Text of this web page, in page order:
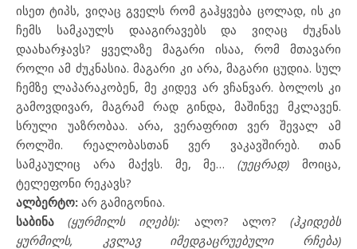
ისეთ ტიპს, ვიღაც გველს რომ გაჰყვება ცოლად, ის კი
ჩემს სამკაულს დააგირავებს და ვიღაც ძუკნას
დაახარჯავს? ყველაზე მაგარი ისაა, რომ მთავარი
როლი ამ ძუკნასია. მაგარი კი არა, მაგარი ცუდია. სულ
ჩემზე ლაპარაკობენ, მე კიდევ არ ვჩანვარ. ბოლოს კი
გამოვდივარ, მაგრამ რად გინდა, მაშინვე მკლავენ.
სრული უაზრობაა. არა, ვერაფრით ვერ შევალ ამ
როლში. რეალობასთან ვერ ვაკავშირებ. თან
სამკაულიც არა მაქვს. მე, მე…(უეცრად) მოიცა,
ტელეფონი რეკავს?
ალბერტო: არ გამიგონია.
საბინა(ყურმილს იღებს): ალო? ალო?(ჰკიდებს
ყურმილს, კვლავ იმედგაცრუებული რჩება)